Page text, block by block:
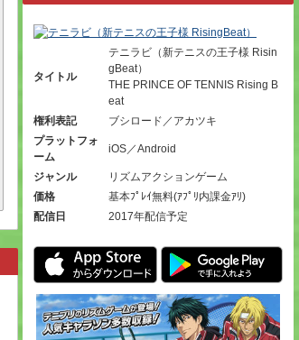
タイトル
テニラビ（新テニスの王子様 Risin
gBeat）
THE PRINCE OF TENNIS Rising B
eat
権利表記
ブシロード／アカツキ
プラットフォ
ーム
iOS／Android
ジャンル
リズムアクションゲーム
価格
基本ﾌﾟﾚｲ無料(ｱﾌﾟﾘ内課金ｱﾘ)
配信日
2017年配信予定